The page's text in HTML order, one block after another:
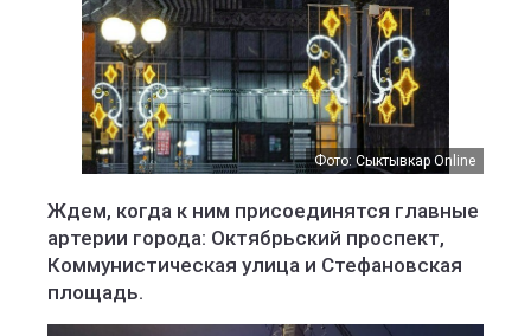
Фото: Сыктывкар Online
Ждем, когда к ним присоединятся главные
артерии города: Октябрьский проспект,
Коммунистическая улица и Стефановская
площадь.